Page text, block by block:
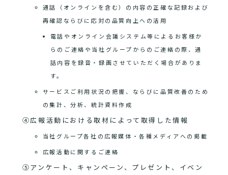
通話（オンラインを含む）の内容の正確な記録および
再確認ならびに応対の品質向上への活用
電話やオンライン会議システム等によるお客様か
らのご連絡や当社グループからのご連絡の際、通
話内容を録音・録画させていただく場合がありま
す。
サービスご利用状況の把握、ならびに品質改善のため
の集計、分析、統計資料作成
④広報活動における取材によって取得した情報
当社グループ各社の広報媒体・各種メディアへの掲載
広報活動に関するご連絡
⑤アンケート、キャンペーン、プレゼント、イベン